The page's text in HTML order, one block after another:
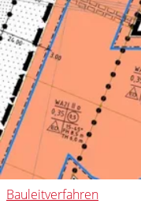
Bauleitverfahren